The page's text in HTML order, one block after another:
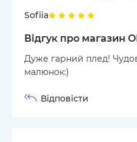
Sofiia
Відгук про магазин
Дуже гарний плед!
малюнок:)
Відповісти